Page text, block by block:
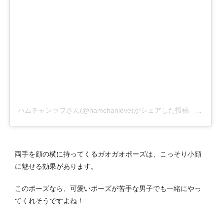
ハムチャンラブさん(@hamchanlove)がシェアした投稿 –
両手を顔の横に持ってくるガオガオポーズは、こっそり小顔
に魅せる効果があります。
このポーズなら、可愛いポーズが苦手な男子でも一緒にやっ
てくれそうですよね！